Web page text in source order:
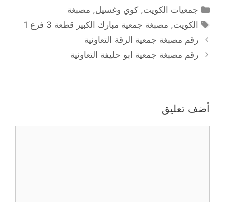
التصنيفات
جمعيات الكويت,كوي وغسيل, مصبغة
الوسوم
الكويت, مصبغة جمعية مبارك الكبير قطعة 3 فرع 1
رقم مصبغة جمعية الرقة التعاونية
رقم مصبغة جمعية ابو حليفة التعاونية
أضف تعليق